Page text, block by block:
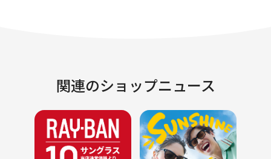
関連のショップニュース